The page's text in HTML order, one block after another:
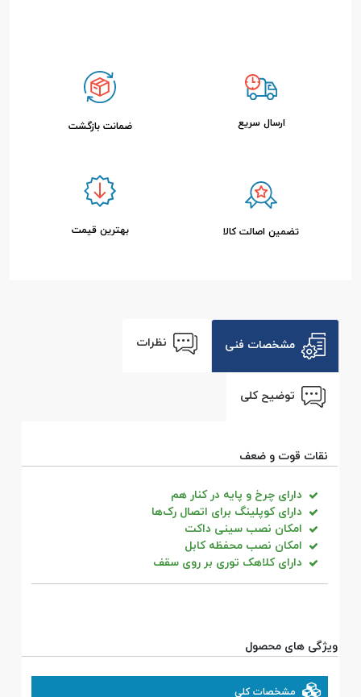
ارسال سریع ضمانت بازگشت
تضمین اصالت کالا بهترین قیمت
مشخصات فنی نظرات
توضیح کلی
نقات قوت و ضعف
دارای چرخ و پایه در کنار هم
دارای کوپلینگ برای اتصال رک‌ها
امکان نصب سینی داکت
امکان نصب محفظه کابل
دارای کلاهک توری بر روی سقف
ویژگی های محصول
مشخصات کلی